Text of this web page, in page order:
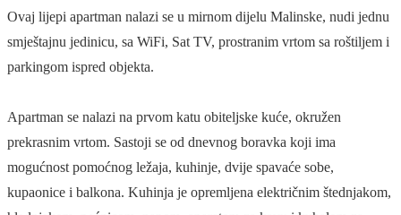
Ovaj lijepi apartman nalazi se u mirnom dijelu Malinske, nudi jednu
smještajnu jedinicu, sa WiFi, Sat TV, prostranim vrtom sa roštiljem i
parkingom ispred objekta.
Apartman se nalazi na prvom katu obiteljske kuće, okružen
prekrasnim vrtom. Sastoji se od dnevnog boravka koji ima
mogućnost pomoćnog ležaja, kuhinje, dvije spavaće sobe,
kupaonice i balkona. Kuhinja je opremljena električnim štednjakom,